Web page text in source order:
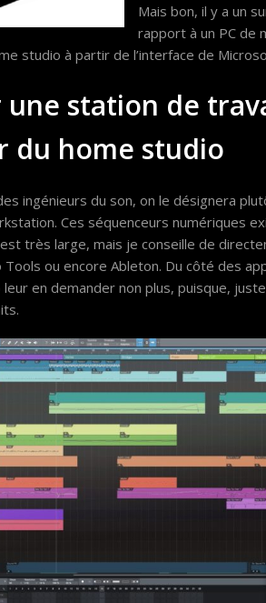
Mais bon, il y a un
rapport à un PC de
studio à partir de l’interface de
une station de
du home studio
ingénieurs du son, on le désignera
Ces séquenceurs numériques
très large, mais je conseille de
ou encore Ableton. Du côté des
en demander non plus, puisque,